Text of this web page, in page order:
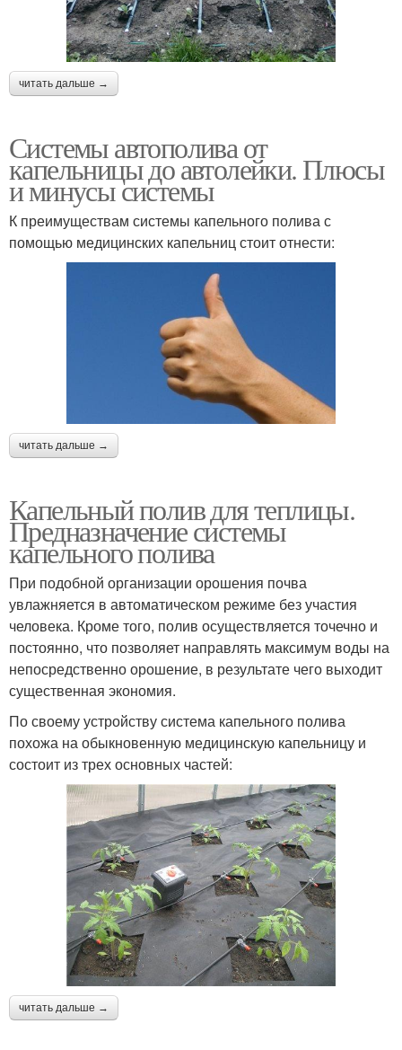
читать дальше →
Системы автополива от
капельницы до автолейки. Плюсы
и минусы системы
К преимуществам системы капельного полива с
помощью медицинских капельниц стоит отнести:
читать дальше →
Капельный полив для теплицы.
Предназначение системы
капельного полива
При подобной организации орошения почва
увлажняется в автоматическом режиме без участия
человека. Кроме того, полив осуществляется точечно и
постоянно, что позволяет направлять максимум воды на
непосредственно орошение, в результате чего выходит
существенная экономия.
По своему устройству система капельного полива
похожа на обыкновенную медицинскую капельницу и
состоит из трех основных частей:
читать дальше →